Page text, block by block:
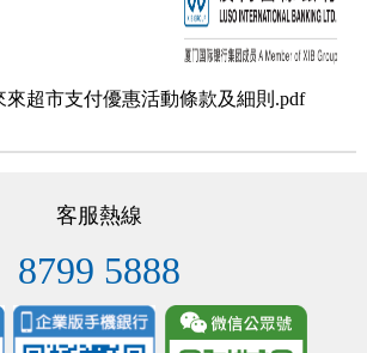
來超市支付優惠活動條款及細則.pdf
客服熱線
8799 5888